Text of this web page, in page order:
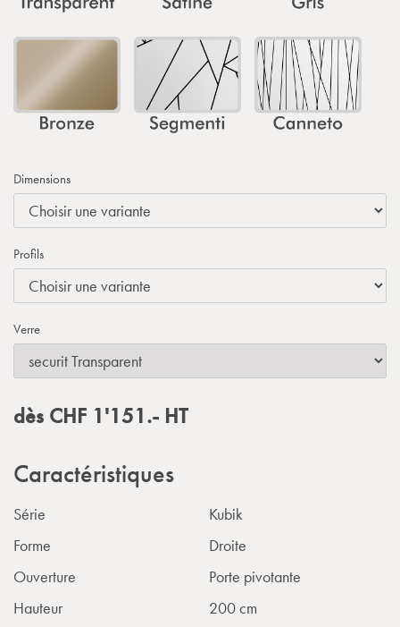
Dimensions
Profils
Verre
dès CHF 1'151.- HT
Caractéristiques
Série
Kubik
Forme
Droite
Ouverture
Porte pivotante
Hauteur
200 cm